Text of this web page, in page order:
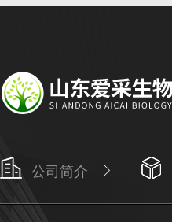
公司简介